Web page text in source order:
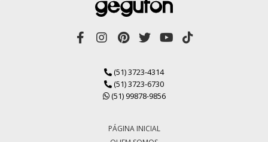
(51) 3723-4314
(51) 3723-6730
(51) 99878-9856
PÁGINA INICIAL